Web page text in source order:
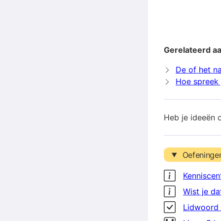
Gerelateerd
De of het
Hoe
Heb je ideeën
Wist je
Lidwoord